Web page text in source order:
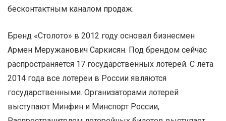
бесконтактным каналом продаж.
Бренд «Столото» в 2012 году основал бизнесмен
Армен Меружанович Саркисян. Под брендом сейчас
распространяется 17 государственных лотерей. С лета
2014 года все лотереи в России являются
государственными. Организаторами лотерей
выступают Минфин и Минспорт России,